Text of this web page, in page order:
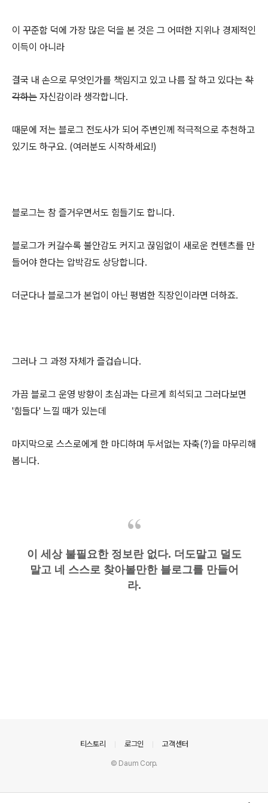
이 꾸준함 덕에 가장 많은 덕을 본 것은 그 어떠한 지위나 경제적인
이득이 아니라
결국 내 손으로 무엇인가를 책임지고 있고 나름 잘 하고 있다는 착
각하는 자신감이라 생각합니다.
때문에 저는 블로그 전도사가 되어 주변인께 적극적으로 추천하고
있기도 하구요. (여러분도 시작하세요!)
블로그는 참 즐거우면서도 힘들기도 합니다.
블로그가 커갈수록 불안감도 커지고 끊임없이 새로운 컨텐츠를 만
들어야 한다는 압박감도 상당합니다.
더군다나 블로그가 본업이 아닌 평범한 직장인이라면 더하죠.
그러나 그 과정 자체가 즐겁습니다.
가끔 블로그 운영 방향이 초심과는 다르게 희석되고 그러다보면
'힘들다' 느낄 때가 있는데
마지막으로 스스로에게 한 마디하며 두서없는 자축(?)을 마무리해
봅니다.
이 세상 불필요한 정보란 없다. 더도말고 덜도
말고 네 스스로 찾아볼만한 블로그를 만들어
라.
티스토리 로그인 고객센터
© Daum Corp.